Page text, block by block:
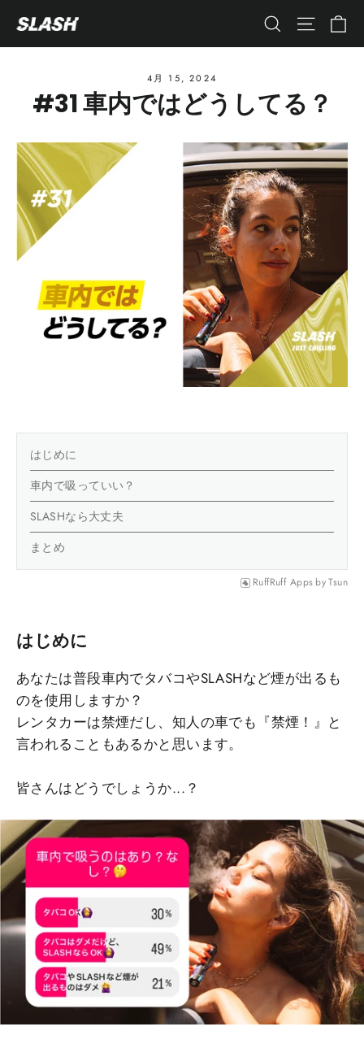
検索 ナビ
4月 15, 2024
#31 車内ではどうしてる？
はじめに
車内で吸っていい？
SLASHなら大丈夫
まとめ
RuffRuff Apps byTsun
はじめに
あなたは普段車内でタバコやSLASHなど煙が出るも
のを使用しますか？
レンタカーは禁煙だし、知人の車でも『禁煙！』と
言われることもあるかと思います。
皆さんはどうでしょうか...？